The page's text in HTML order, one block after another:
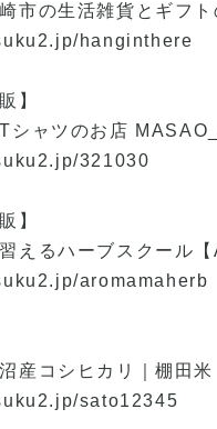
市の生活雑貨とギフ
hanginthere
】
シャツのお店
321030
】
えるハーブスクール
aromamaherb
産コシヒカリ｜棚田
sato12345